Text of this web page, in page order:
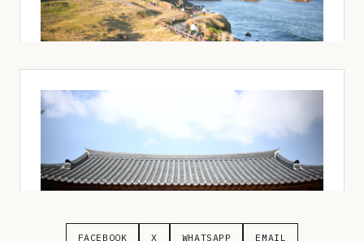
FACEBOOK X WHATSAPP EMAIL